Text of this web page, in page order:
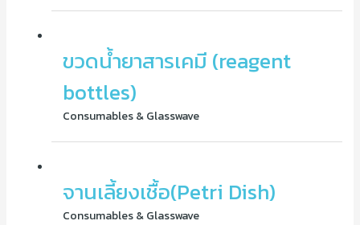
ขวดน้ำยาสารเคมี (reagent
bottles)
Consumables & Glasswave
จานเลี้ยงเชื้อ(Petri Dish)
Consumables & Glasswave